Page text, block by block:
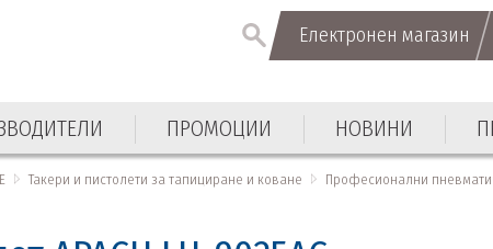
Електронен магазин
ПРОМОЦИИ НОВИНИ
Електронен магазин
Такери и пистолети за тапициране и коване
Професионални